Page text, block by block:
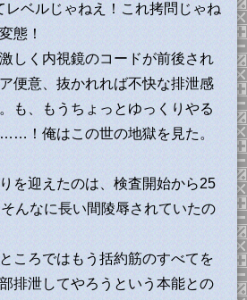
レベルじゃねえ！これ拷問じゃね
態！
しく内視鏡のコードが前後され
便意、抜かれれば不快な排泄感
も、もうちょっとゆっくりやる
！俺はこの世の地獄を見た。
を迎えたのは、検査開始から25
んなに長い間陵辱されていたの
ころではもう括約筋のすべてを
排泄してやろうという本能との